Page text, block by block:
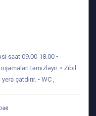
saat 09.00-18.00 •
təmizləyir. • Zibil
çatdırır. • WC ,